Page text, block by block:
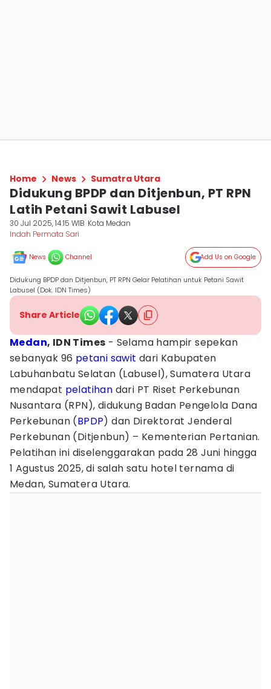
Home News Sumatra Utara
Didukung BPDP dan Ditjenbun, PT RPN
Latih Petani Sawit Labusel
30 Jul 2025, 14:15 WIB Kota Medan
Indah Permata Sari
News Channel Add Us on Google
Didukung BPDP dan Ditjenbun, PT RPN Gelar Pelatihan untuk Petani Sawit
Labusel (Dok. IDN Times)
Share Article
Medan, IDN Times - Selama hampir sepekan
sebanyak 96 petani sawit dari Kabupaten
Labuhanbatu Selatan (Labusel), Sumatera Utara
mendapat pelatihan dari PT Riset Perkebunan
Nusantara (RPN), didukung Badan Pengelola Dana
Perkebunan (BPDP) dan Direktorat Jenderal
Perkebunan (Ditjenbun) – Kementerian Pertanian.
Pelatihan ini diselenggarakan pada 28 Juni hingga
1 Agustus 2025, di salah satu hotel ternama di
Medan, Sumatera Utara.